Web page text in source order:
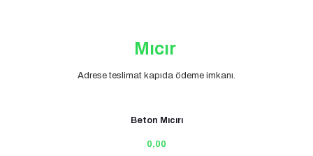
Mıcır
Adrese teslimat kapıda ödeme imkanı.
Beton Mıcırı
0,00